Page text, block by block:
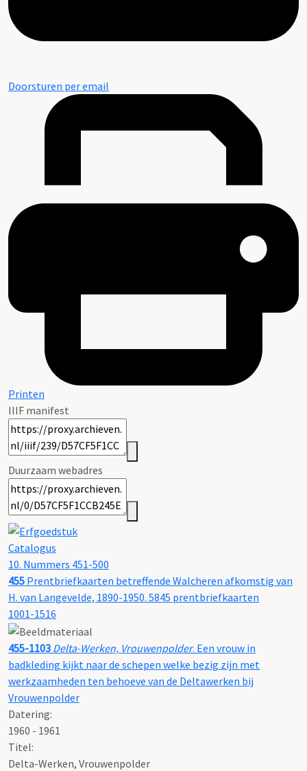
Doorsturen per email
Printen
IIIF manifest
Duurzaam webadres
Catalogus
10. Nummers 451-500
455 Prentbriefkaarten betreffende Walcheren afkomstig van
H. van Langevelde, 1890-1950. 5845 prentbriefkaarten
1001-1516
455-1103 Delta-Werken, Vrouwenpolder. Een vrouw in
badkleding kijkt naar de schepen welke bezig zijn met
werkzaamheden ten behoeve van de Deltawerken bij
Vrouwenpolder
Datering:
1960 - 1961
Titel:
Delta-Werken, Vrouwenpolder